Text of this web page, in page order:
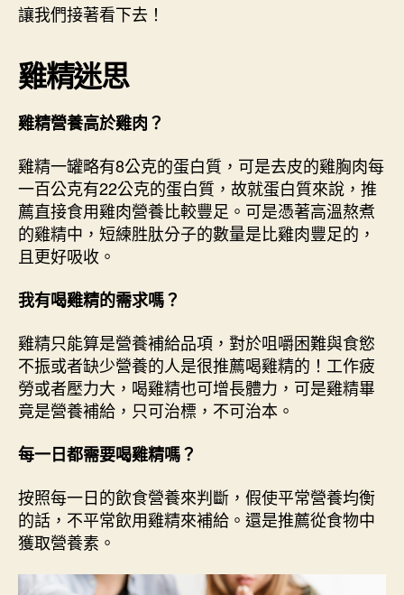
讓我們接著看下去！
雞精迷思
雞精營養高於雞肉？
雞精一罐略有8公克的蛋白質，可是去皮的雞胸肉每
一百公克有22公克的蛋白質，故就蛋白質來說，推
薦直接食用雞肉營養比較豐足。可是憑著高溫熬煮
的雞精中，短練胜肽分子的數量是比雞肉豐足的，
且更好吸收。
我有喝雞精的需求嗎？
雞精只能算是營養補給品項，對於咀嚼困難與食慾
不振或者缺少營養的人是很推薦喝雞精的！工作疲
勞或者壓力大，喝雞精也可增長體力，可是雞精畢
竟是營養補給，只可治標，不可治本。
每一日都需要喝雞精嗎？
按照每一日的飲食營養來判斷，假使平常營養均衡
的話，不平常飲用雞精來補給。還是推薦從食物中
獲取營養素。